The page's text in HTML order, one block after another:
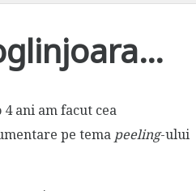
ani am facut cea
pe tema peeling-ului